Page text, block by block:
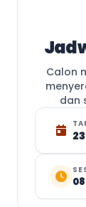
Calon
dan